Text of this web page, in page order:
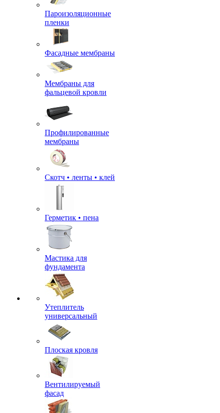
Пароизоляционные
пленки
Фасадные мембраны
Мембраны для
фальцевой кровли
Профилированные
мембраны
Скотч • ленты • клей
Герметик • пена
Мастика для
фундамента
Утеплитель
универсальный
Плоская кровля
Вентилируемый
фасад